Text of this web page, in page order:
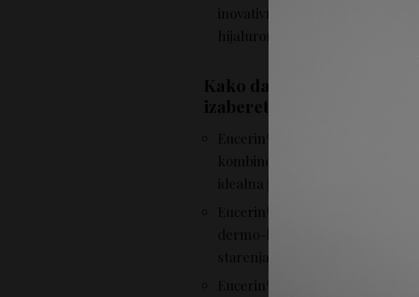
inovativnoj kombinaciji moćnih
hijaluronske kiseline.
Kako da u okviru ponude
izaberete poklon za dragu
Eucerin® Hyaluron–Filler
kombinovanu kožu, efikasno
idealna je podloga za šminku.
Eucerin® Hyaluron-Filler CC
dermo-kozmetički preparat za
starenja.
Eucerin® Elasticity + Filler